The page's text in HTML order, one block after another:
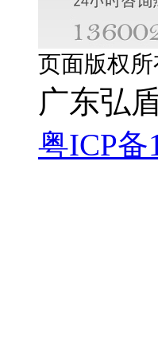
页面版权
广东弘
粤ICP备